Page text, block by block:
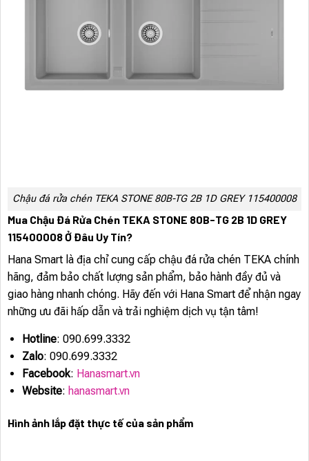
Chậu đá rửa chén TEKA STONE 80B-TG 2B 1D GREY 115400008
Mua Chậu Đá Rửa Chén TEKA STONE 80B-TG 2B 1D GREY
115400008 Ở Đâu Uy Tín?
Hana Smart là địa chỉ cung cấp chậu đá rửa chén TEKA chính
hãng, đảm bảo chất lượng sản phẩm, bảo hành đầy đủ và
giao hàng nhanh chóng. Hãy đến với Hana Smart để nhận ngay
những ưu đãi hấp dẫn và trải nghiệm dịch vụ tận tâm!
Hotline: 090.699.3332
Zalo: 090.699.3332
Facebook: Hanasmart.vn
Website: hanasmart.vn
Hình ảnh lắp đặt thực tế của sản phẩm